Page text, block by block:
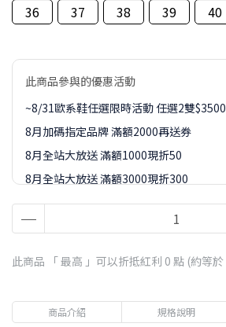
36
37 38 39 40
此商品參與的優惠活動
~8/31歐系鞋任選限時活動 任選2雙$3500
8月加碼指定品牌 滿額2000再送券
8月全站大放送 滿額1000現折50
8月全站大放送 滿額3000現折300
8月全站大放送 滿額5000現折450
8月全站大放送 滿額8000現折888
此商品 「 最高 」可以折抵紅利 0 點 (約等於
商品介紹 規格說明